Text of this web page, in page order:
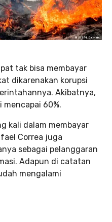
tak bisa membayar
dikarenakan korupsi
Akibatnya,
60%.
kali dalam membayar
Correa juga
sebagai pelanggaran
Adapun di catatan
mengalami